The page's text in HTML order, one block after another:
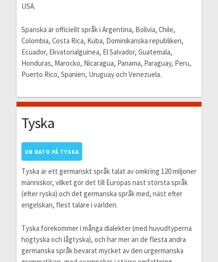
USA.
Spanska är officiellt språk i Argentina, Bolivia, Chile,
Colombia, Costa Rica, Kuba, Dominikanska republiken,
Ecuador, Ekvatorialguinea, El Salvador, Guatemala,
Honduras, Marocko, Nicaragua, Panama, Paraguay, Peru,
Puerto Rico, Spanien, Uruguay och Venezuela.
Tyska
UN RATO PÅ TYSKA
Tyska är ett germanskt språk talat av omkring 120 miljoner
människor, vilket gör det till Europas näst största språk
(efter ryska) och det germanska språk med, näst efter
engelskan, flest talare i världen.
Tyska förekommer i många dialekter (med huvudtyperna
högtyska och lågtyska), och har mer än de flesta andra
germanska språk bevarat mycket av den urgermanska